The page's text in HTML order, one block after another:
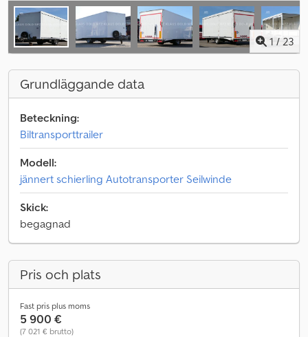
1 / 23
Grundläggande data
Beteckning:
Biltransporttrailer
Modell:
jännert schierling Autotransporter Seilwinde
Skick:
begagnad
Pris och plats
Fast pris plus moms
5 900 €
(7 021 € brutto)